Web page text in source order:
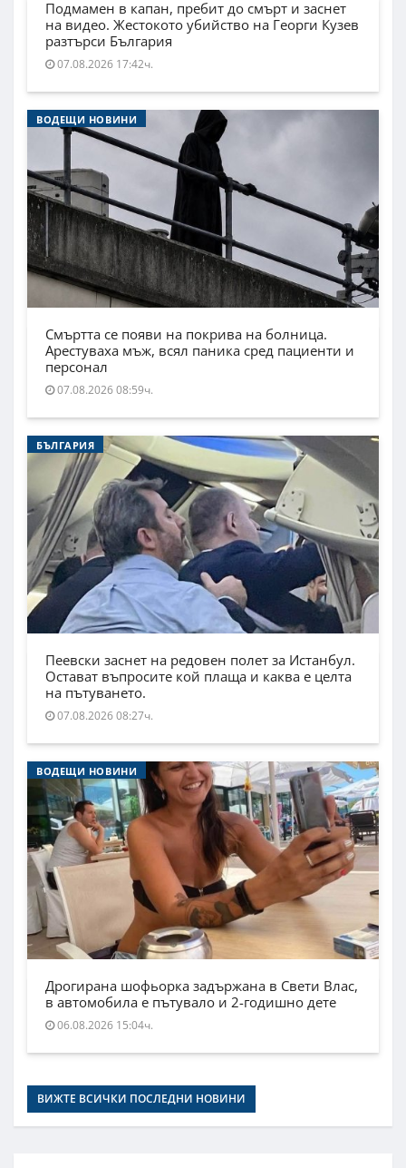
Подмамен в капан, пребит до смърт и заснет
на видео. Жестокото убийство на Георги Кузев
разтърси България
07.08.2026 17:42ч.
ВОДЕЩИ НОВИНИ
Смъртта се появи на покрива на болница.
Арестуваха мъж, всял паника сред пациенти и
персонал
07.08.2026 08:59ч.
БЪЛГАРИЯ
Пеевски заснет на редовен полет за Истанбул.
Остават въпросите кой плаща и каква е целта
на пътуването.
07.08.2026 08:27ч.
ВОДЕЩИ НОВИНИ
Дрогирана шофьорка задържана в Свети Влас,
в автомобила е пътувало и 2-годишно дете
06.08.2026 15:04ч.
ВИЖТЕ ВСИЧКИ ПОСЛЕДНИ НОВИНИ